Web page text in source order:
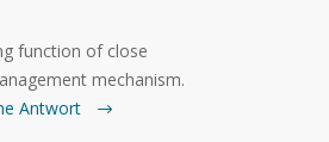
function of close
mechanism.
Antwort